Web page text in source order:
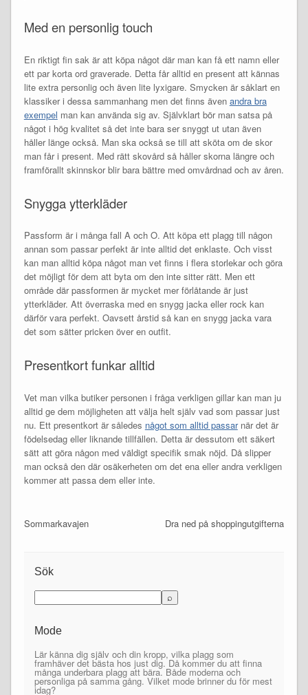
Med en personlig touch
En riktigt fin sak är att köpa något där man kan få ett namn eller
ett par korta ord graverade. Detta får alltid en present att kännas
lite extra personlig och även lite lyxigare. Smycken är såklart en
klassiker i dessa sammanhang men det finns även andra bra
exempel man kan använda sig av. Självklart bör man satsa på
något i hög kvalitet så det inte bara ser snyggt ut utan även
håller länge också. Man ska också se till att sköta om de skor
man får i present. Med rätt skovård så håller skorna längre och
framförallt skinnskor blir bara bättre med omvårdnad och av åren.
Snygga ytterkläder
Passform är i många fall A och O. Att köpa ett plagg till någon
annan som passar perfekt är inte alltid det enklaste. Och visst
kan man alltid köpa något man vet finns i flera storlekar och göra
det möjligt för dem att byta om den inte sitter rätt. Men ett
område där passformen är mycket mer förlåtande är just
ytterkläder. Att överraska med en snygg jacka eller rock kan
därför vara perfekt. Oavsett årstid så kan en snygg jacka vara
det som sätter pricken över en outfit.
Presentkort funkar alltid
Vet man vilka butiker personen i fråga verkligen gillar kan man ju
alltid ge dem möjligheten att välja helt själv vad som passar just
nu. Ett presentkort är således något som alltid passarnär det är
födelsedag eller liknande tillfällen. Detta är dessutom ett säkert
sätt att göra någon med väldigt specifik smak nöjd. Då slipper
man också den där osäkerheten om det ena eller andra verkligen
kommer att passa dem eller inte.
Dra ned på shoppingutgifterna
Sommarkavajen
Sök
Mode
Lär känna dig själv och din kropp, vilka plagg som
framhäver det bästa hos just dig. Då kommer du att finna
många underbara plagg att bära. Både moderna och
personliga på samma gång. Vilket mode brinner du för mest
idag?